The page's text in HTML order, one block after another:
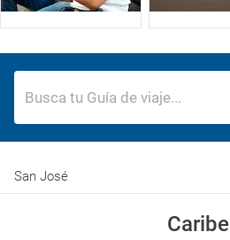
Busca tu Guía de viaje...
San José
Caribe